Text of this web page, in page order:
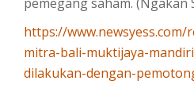
https://
mitra-bali-muktijaya-
dilakukan-dengan-